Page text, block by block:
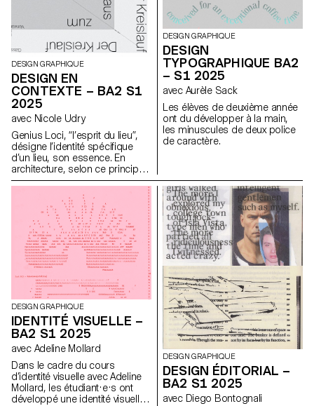
DESIGN GRAPHIQUE
DESIGN EN
CONTEXTE – BA2 S1
2025
avec Nicole Udry
Genius Loci, “l’esprit du lieu”,
désigne l’identité spécifique
d’un lieu, son essence. En
architecture, selon ce principe,
les caractéristiques uniques
d’un lieu sont prolongées dans
une réalisation. Les élèves de
2ème année en Design
graphique ont travaillé sur une
communication basée sur ce
principe et sur la réalisation
architecturale qui s’y réfère afin
d’en faire la promotion, ou de
prolonger la communication du
DESIGN GRAPHIQUE
DESIGN
TYPOGRAPHIQUE BA2
– S1 2025
avec Aurèle Sack
Les élèves de deuxième année
ont du développer à la main,
les minuscules de deux police
de caractère.
DESIGN GRAPHIQUE
IDENTITÉ VISUELLE –
BA2 S1 2025
avec Adeline Mollard
Dans le cadre du cours
d’identité visuelle avec Adeline
Mollard, les étudiant·e·s ont
développé une identité visuelle
DESIGN GRAPHIQUE
DESIGN ÉDITORIAL –
BA2 S1 2025
avec Diego Bontognali